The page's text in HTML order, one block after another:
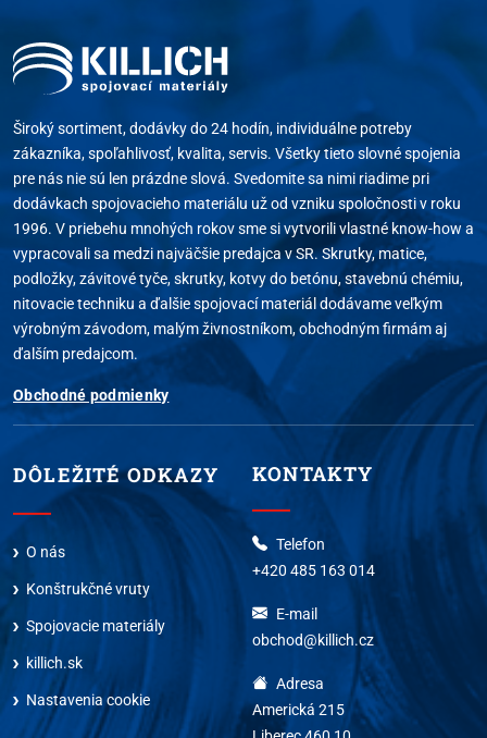
Široký sortiment, dodávky do 24 hodín, individuálne potreby
zákazníka, spoľahlivosť, kvalita, servis. Všetky tieto slovné spojenia
pre nás nie sú len prázdne slová. Svedomite sa nimi riadime pri
dodávkach spojovacieho materiálu už od vzniku spoločnosti v roku
1996. V priebehu mnohých rokov sme si vytvorili vlastné know-how a
vypracovali sa medzi najväčšie predajca v SR. Skrutky, matice,
podložky, závitové tyče, skrutky, kotvy do betónu, stavebnú chémiu,
nitovacie techniku a ďalšie spojovací materiál dodávame veľkým
výrobným závodom, malým živnostníkom, obchodným firmám aj
ďalším predajcom.
Obchodné podmienky
DÔLEŽITÉ ODKAZY
O nás
Konštrukčné vruty
Spojovacie materiály
killich.sk
Nastavenia cookie
KONTAKTY
Telefon
+420 485 163 014
E-mail
obchod@killich.cz
Adresa
Americká 215